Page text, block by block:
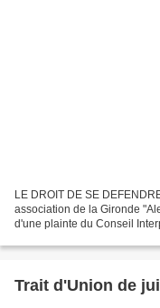
LE DROIT DE SE
association de la Gironde
d'une plainte du Conseil
Trait d'Union de